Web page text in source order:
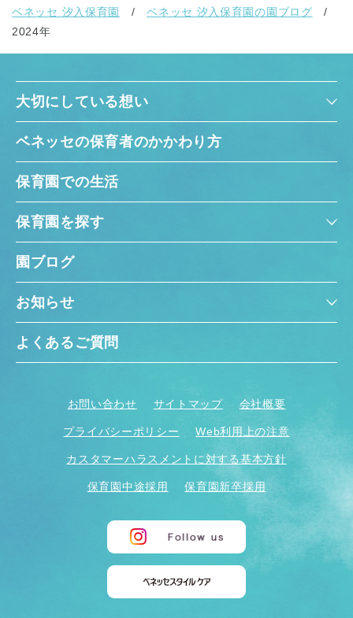
ベネッセ 汐入保育園
ベネッセ 汐入保育園の園ブログ
2024年
大切にしている想い
ベネッセの保育者のかかわり方
保育園での生活
保育園を探す
園ブログ
お知らせ
よくあるご質問
お問い合わせ サイトマップ 会社概要
プライバシーポリシー Web利用上の注意
カスタマーハラスメントに対する基本方針
保育園中途採用 保育園新卒採用